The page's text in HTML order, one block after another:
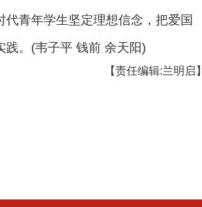
青年学生坚定理想信念，把爱国
践。(韦子平 钱前 余天阳)
【责任编辑:兰明启】